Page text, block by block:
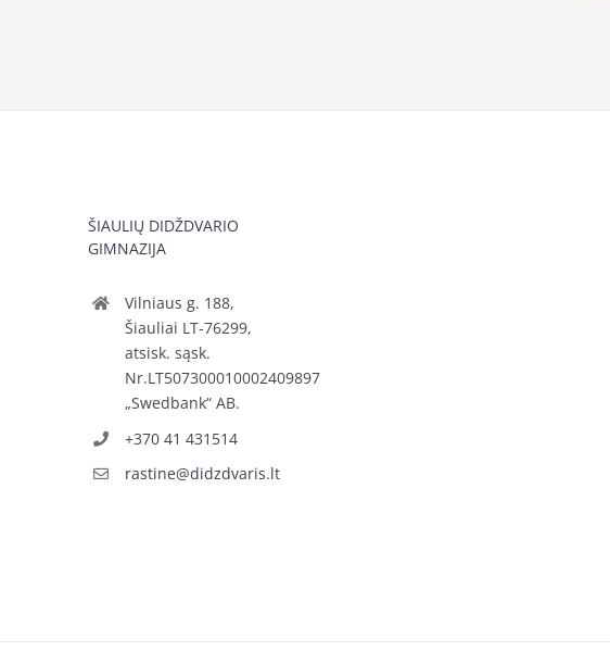
ŠIAULIŲ DIDŽDVARIO
GIMNAZIJA
Vilniaus g. 188,
Šiauliai LT-76299,
atsisk. sąsk.
Nr.LT507300010002409897
„Swedbank“ AB.
+370 41 431514
rastine@didzdvaris.lt